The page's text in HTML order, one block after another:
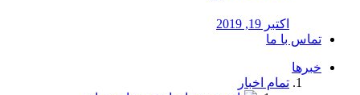
اکتبر 19, 2019
تماس با ما
خبرها
تمام اخبار